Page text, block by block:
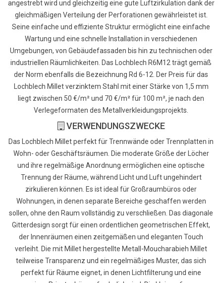
angestrebt wird und gleichzeitig eine gute Luftzirkulation dank der
gleichmäßigen Verteilung der Perforationen gewährleistet ist.
Seine einfache und effiziente Struktur ermöglicht eine einfache
Wartung und eine schnelle Installation in verschiedenen
Umgebungen, von Gebäudefassaden bis hin zu technischen oder
industriellen Räumlichkeiten. Das Lochblech R6M12 trägt gemäß
der Norm ebenfalls die Bezeichnung Rd 6-12. Der Preis für das
Lochblech Millet verzinktem Stahl mit einer Stärke von 1,5 mm
liegt zwischen 50 €/m² und 70 €/m² für 100 m², je nach den
Verlegeformaten des Metallverkleidungsprojekts.
VERWENDUNGSZWECKE
Das Lochblech Millet perfekt für Trennwände oder Trennplatten in
Wohn- oder Geschäftsräumen. Die moderate Größe der Löcher
und ihre regelmäßige Anordnung ermöglichen eine optische
Trennung der Räume, während Licht und Luft ungehindert
zirkulieren können. Es ist ideal für Großraumbüros oder
Wohnungen, in denen separate Bereiche geschaffen werden
sollen, ohne den Raum vollständig zu verschließen. Das diagonale
Gitterdesign sorgt für einen ordentlichen geometrischen Effekt,
der Innenräumen einen zeitgemäßen und eleganten Touch
verleiht. Die mit Millet hergestellte Metall-Moucharabieh Millet
teilweise Transparenz und ein regelmäßiges Muster, das sich
perfekt für Räume eignet, in denen Lichtfilterung und eine